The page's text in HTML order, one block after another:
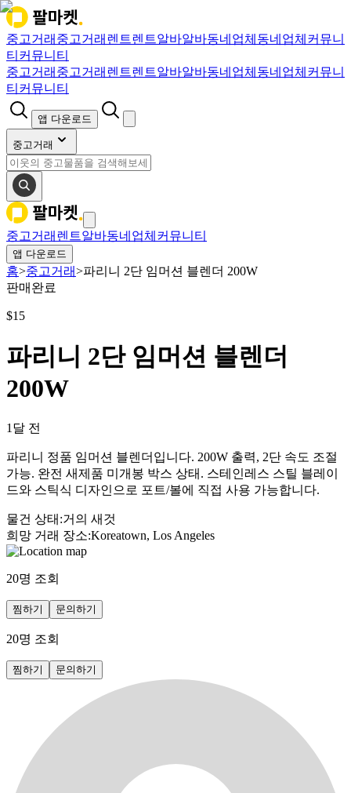
중고거래 중고거래 렌트렌트알바알바동네업체 동네업체 커뮤니
티 커뮤니티
중고거래 중고거래 렌트렌트알바알바동네업체 동네업체 커뮤니
티 커뮤니티
앱 다운로드
중고거래
중고거래 렌트알바동네업체 커뮤니티
앱 다운로드
홈>중고거래>파리니 2단 임머션 블렌더 200W
판매완료
$15
파리니 2단 임머션 블렌더
200W
1달 전
파리니 정품 임머션 블렌더입니다. 200W 출력, 2단 속도 조절
가능. 완전 새제품 미개봉 박스 상태. 스테인레스 스틸 블레이
드와 스틱식 디자인으로 포트/볼에 직접 사용 가능합니다.
물건 상태 :거의 새것
희망 거래 장소:Koreatown, Los Angeles
20명 조회
찜하기 문의하기
20명 조회
찜하기 문의하기